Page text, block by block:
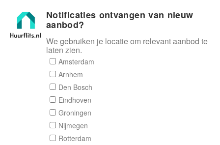
Huurflits
Notificaties ontvangen van nieuw
aanbod?
We gebruiken je locatie om relevant aanbod te
laten zien.
Amsterdam
Arnhem
Den Bosch
Eindhoven
Groningen
Nijmegen
Rotterdam